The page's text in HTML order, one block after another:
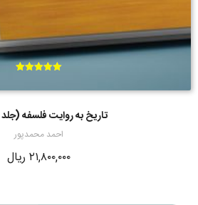
تاریخ به روایت فلسفه
احمد محمدپور
از 5
۲۱,۸۰۰,۰۰۰ ریال